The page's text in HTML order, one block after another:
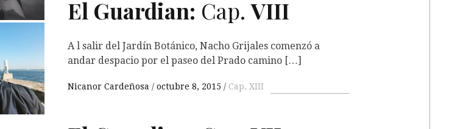
El Guardian: Cap.VIII
A l salir del Jardín Botánico, Nacho Grijales comenzó a
andar despacio por el paseo del Prado camino […]
Nicanor Cardeñosa octubre 8, 2015 Cap. XIII